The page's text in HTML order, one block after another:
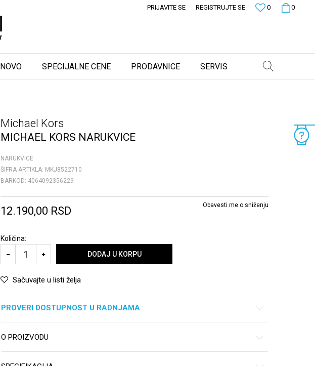
0
0
PRIJAVITE SE REGISTRUJTE SE
NOVO SPECIJALNE CENE PRODAVNICE SERVIS
Michael Kors
MICHAEL KORS NARUKVICE
NARUKVICE
ŠIFRA ARTIKLA: MKJ8522710
BARKOD: 4064092356229
12.190,00 RSD Obavesti me o sniženju
Količina:
DODAJ U KORPU
Sačuvajte u listi želja
PROVERI DOSTUPNOST U RADNJAMA
O PROIZVODU